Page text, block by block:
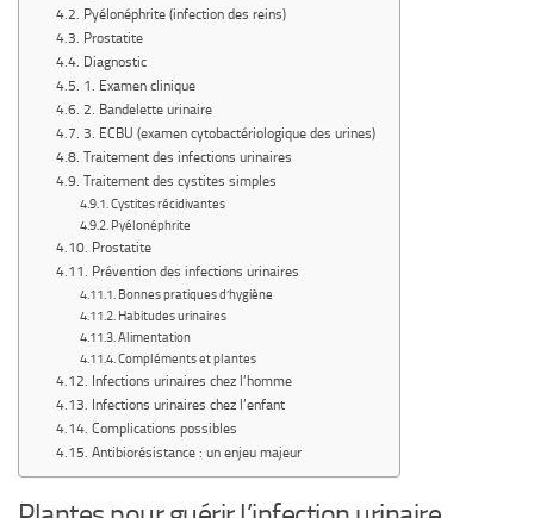
Pyélonéphrite (infection des reins)
Prostatite
Diagnostic
1. Examen clinique
2. Bandelette urinaire
3. ECBU (examen cytobactériologique des urines)
Traitement des infections urinaires
Traitement des cystites simples
Cystites récidivantes
Pyélonéphrite
Prostatite
Prévention des infections urinaires
Bonnes pratiques d’hygiène
Habitudes urinaires
Alimentation
Compléments et plantes
Infections urinaires chez l’homme
Infections urinaires chez l’enfant
Complications possibles
Antibiorésistance : un enjeu majeur